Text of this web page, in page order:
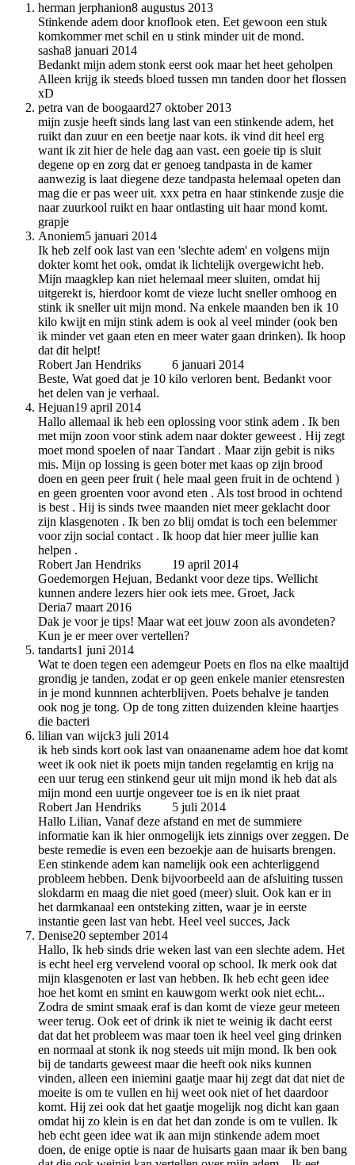
herman jerphanion8 augustus 2013
Stinkende adem door knoflook eten. Eet gewoon een stuk
komkommer met schil en u stink minder uit de mond.
sasha8 januari 2014
Bedankt mijn adem stonk eerst ook maar het heet geholpen
Alleen krijg ik steeds bloed tussen mn tanden door het flossen
xD
petra van de boogaard27 oktober 2013
mijn zusje heeft sinds lang last van een stinkende adem, het
ruikt dan zuur en een beetje naar kots. ik vind dit heel erg
want ik zit hier de hele dag aan vast. een goeie tip is sluit
degene op en zorg dat er genoeg tandpasta in de kamer
aanwezig is laat diegene deze tandpasta helemaal opeten dan
mag die er pas weer uit. xxx petra en haar stinkende zusje die
naar zuurkool ruikt en haar ontlasting uit haar mond komt.
grapje
Anoniem5 januari 2014
Ik heb zelf ook last van een 'slechte adem' en volgens mijn
dokter komt het ook, omdat ik lichtelijk overgewicht heb.
Mijn maagklep kan niet helemaal meer sluiten, omdat hij
uitgerekt is, hierdoor komt de vieze lucht sneller omhoog en
stink ik sneller uit mijn mond. Na enkele maanden ben ik 10
kilo kwijt en mijn stink adem is ook al veel minder (ook ben
ik minder vet gaan eten en meer water gaan drinken). Ik hoop
dat dit helpt!
Robert Jan Hendriks
6 januari 2014
Beste, Wat goed dat je 10 kilo verloren bent. Bedankt voor
het delen van je verhaal.
Hejuan19 april 2014
Hallo allemaal ik heb een oplossing voor stink adem . Ik ben
met mijn zoon voor stink adem naar dokter geweest . Hij zegt
moet mond spoelen of naar Tandart . Maar zijn gebit is niks
mis. Mijn op lossing is geen boter met kaas op zijn brood
doen en geen peer fruit ( hele maal geen fruit in de ochtend )
en geen groenten voor avond eten . Als tost brood in ochtend
is best . Hij is sinds twee maanden niet meer geklacht door
zijn klasgenoten . Ik ben zo blij omdat is toch een belemmer
voor zijn social contact . Ik hoop dat hier meer jullie kan
helpen .
Robert Jan Hendriks
19 april 2014
Goedemorgen Hejuan, Bedankt voor deze tips. Wellicht
kunnen andere lezers hier ook iets mee. Groet, Jack
Deria7 maart 2016
Dak je voor je tips! Maar wat eet jouw zoon als avondeten?
Kun je er meer over vertellen?
tandarts1 juni 2014
Wat te doen tegen een ademgeur Poets en flos na elke maaltijd
grondig je tanden, zodat er op geen enkele manier etensresten
in je mond kunnnen achterblijven. Poets behalve je tanden
ook nog je tong. Op de tong zitten duizenden kleine haartjes
die bacteri
lilian van wijck3 juli 2014
ik heb sinds kort ook last van onaanename adem hoe dat komt
weet ik ook niet ik poets mijn tanden regelamtig en krijg na
een uur terug een stinkend geur uit mijn mond ik heb dat als
mijn mond een uurtje ongeveer toe is en ik niet praat
Robert Jan Hendriks
5 juli 2014
Hallo Lilian, Vanaf deze afstand en met de summiere
informatie kan ik hier onmogelijk iets zinnigs over zeggen. De
beste remedie is even een bezoekje aan de huisarts brengen.
Een stinkende adem kan namelijk ook een achterliggend
probleem hebben. Denk bijvoorbeeld aan de afsluiting tussen
slokdarm en maag die niet goed (meer) sluit. Ook kan er in
het darmkanaal een ontsteking zitten, waar je in eerste
instantie geen last van hebt. Heel veel succes, Jack
Denise20 september 2014
Hallo, Ik heb sinds drie weken last van een slechte adem. Het
is echt heel erg vervelend vooral op school. Ik merk ook dat
mijn klasgenoten er last van hebben. Ik heb echt geen idee
hoe het komt en smint en kauwgom werkt ook niet echt...
Zodra de smint smaak eraf is dan komt de vieze geur meteen
weer terug. Ook eet of drink ik niet te weinig ik dacht eerst
dat dat het probleem was maar toen ik heel veel ging drinken
en normaal at stonk ik nog steeds uit mijn mond. Ik ben ook
bij de tandarts geweest maar die heeft ook niks kunnen
vinden, alleen een iniemini gaatje maar hij zegt dat dat niet de
moeite is om te vullen en hij weet ook niet of het daardoor
komt. Hij zei ook dat het gaatje mogelijk nog dicht kan gaan
omdat hij zo klein is en dat het dan zonde is om te vullen. Ik
heb echt geen idee wat ik aan mijn stinkende adem moet
doen, de enige optie is naar de huisarts gaan maar ik ben bang